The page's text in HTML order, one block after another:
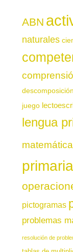
ABN
naturales
descomposición
juego
lengua
primaria
pictogramas
problemas
resolución de